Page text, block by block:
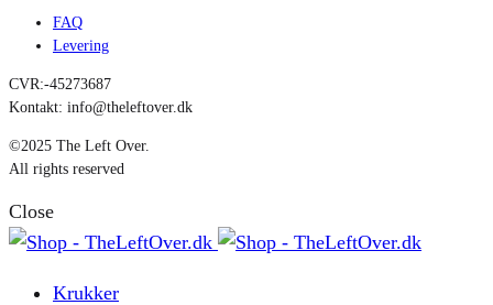
FAQ
Levering
CVR:-45273687
Kontakt: info@theleftover.dk
©2025 The Left Over.
All rights reserved
Close
Krukker